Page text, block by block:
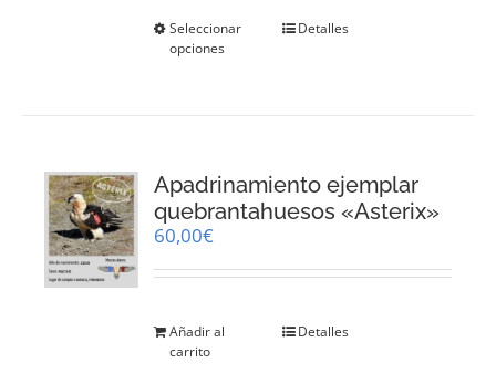
Seleccionar
opciones
Este
se
pueden
la
producto
Detalles
Apadrinamiento ejemplar
quebrantahuesos «Asterix»
60,00€
Añadir al
carrito
Detalles